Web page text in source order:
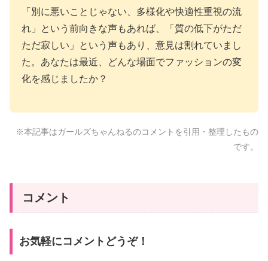
「別に悪いことじゃない、多様化や快適性重視の流
れ」という前向きな声もあれば、「質の低下がただ
ただ寂しい」という声もあり、意見は割れていまし
た。あなたは最近、どんな場面でファッションの変
化を感じましたか？
※本記事はガールズちゃんねるのコメントを引用・整理したもの
です。
コメント
お気軽にコメントどうぞ！